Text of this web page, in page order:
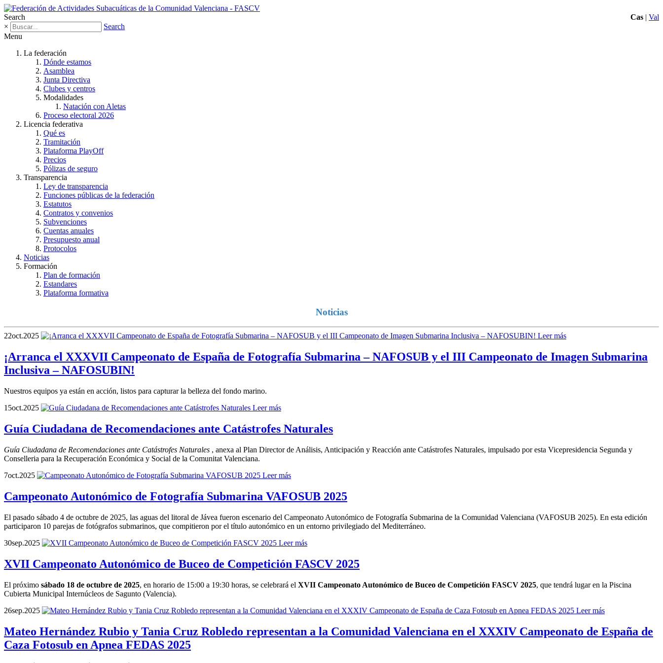
Search Cas | Val
×
Search
Menu
La federación
Dónde estamos
Asamblea
Junta Directiva
Clubes y centros
Modalidades
Natación con Aletas
Proceso electoral 2026
Licencia federativa
Qué es
Tramitación
Plataforma PlayOff
Precios
Pólizas de seguro
Transparencia
Ley de transparencia
Funciones públicas de la federación
Estatutos
Contratos y convenios
Subvenciones
Cuentas anuales
Presupuesto anual
Protocolos
Noticias
Formación
Plan de formación
Estandares
Plataforma formativa
Noticias
22oct.2025 Leer más
¡Arranca el XXXVII Campeonato de España de Fotografía Submarina – NAFOSUB y el III Campeonato de Imagen Submarina
Inclusiva – NAFOSUBIN!
Nuestros equipos ya están en acción, listos para capturar la belleza del fondo marino.
15oct.2025 Leer más
Guía Ciudadana de Recomendaciones ante Catástrofes Naturales
Guía Ciudadana de Recomendaciones ante Catástrofes Naturales , anexa al Plan Director de Análisis, Anticipación y Reacción ante Catástrofes Naturales, impulsado por esta Vicepresidencia Segunda y
Conselleria para la Recuperación Económica y Social de la Comunitat Valenciana.
7oct.2025 Leer más
Campeonato Autonómico de Fotografía Submarina VAFOSUB 2025
El pasado sábado 4 de octubre de 2025, las aguas del litoral de Jávea fueron escenario del Campeonato Autonómico de Fotografía Submarina de la Comunidad Valenciana (VAFOSUB 2025). En esta edición
participaron 10 parejas de fotógrafos submarinos, que compitieron por el título autonómico en un entorno privilegiado del Mediterráneo.
30sep.2025 Leer más
XVII Campeonato Autonómico de Buceo de Competición FASCV 2025
El próximo sábado 18 de octubre de 2025, en horario de 15:00 a 19:30 horas, se celebrará el XVII Campeonato Autonómico de Buceo de Competición FASCV 2025, que tendrá lugar en la Piscina
Cubierta Municipal Internúcleos de Sagunto (Valencia).
26sep.2025 Leer más
Mateo Hernández Rubio y Tania Cruz Robledo representan a la Comunidad Valenciana en el XXXIV Campeonato de España de
Caza Fotosub en Apnea FEDAS 2025